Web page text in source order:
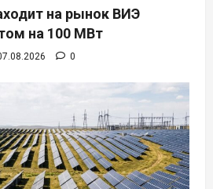
на рынок ВИЭ
на 100 МВт
0